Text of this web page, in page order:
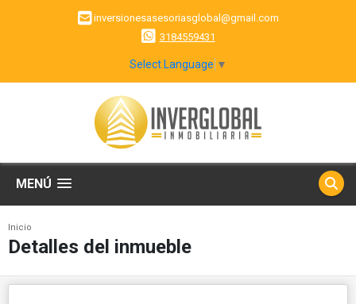
inversionesasesoriasglobal@gmail.com
3184559431
Select Language ▼
MENÚ
Inicio
Detalles del inmueble